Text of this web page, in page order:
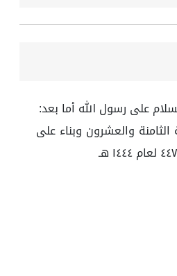
على رسول الله أما بعد:
الثامنة والعشرون وبناء على